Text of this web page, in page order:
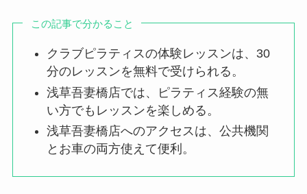
この記事で分かること
クラブピラティスの体験レッスンは、30
分のレッスンを無料で受けられる。
浅草吾妻橋店では、ピラティス経験の無
い方でもレッスンを楽しめる。
浅草吾妻橋店へのアクセスは、公共機関
とお車の両方使えて便利。